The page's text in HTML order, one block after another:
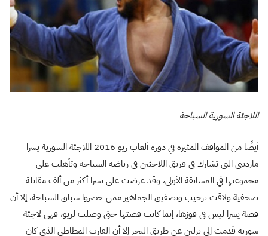
اللاجئة السورية السباحة
أيضًا من المواقف المثيرة في دورة ألعاب ريو 2016 اللاجئة السورية يسرا
مارديني التي تشارك في فريق اللاجئين في رياضة السباحة وتأهلت على
مجموعتها في المسابقة الأولى، وقد عرضت على يسرا أكثر من ألف مقابلة
صحفية ولاقت ترحيب وتصفيق الجماهير ممن حضروا سباق السباحة، إلا أن
قصة يسرا ليس في فوزها، إنما كانت قصتها حتى وصلت لريو، فهي لاجئة
سورية قدمت إلى برلين عن طريق البحر إلا أن القارب المطاطي الذي كان